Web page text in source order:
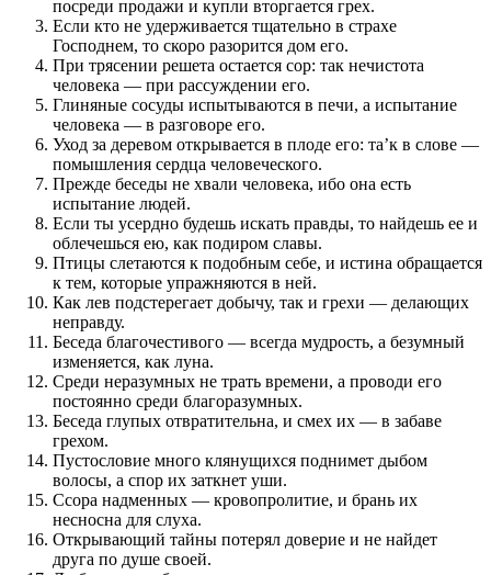
посреди продажи и купли вторгается грех.
Если кто не удерживается тщательно в страхе
Господнем, то скоро разорится дом его.
При трясении решета остается сор: так нечистота
человека — при рассуждении его.
Глиняные сосуды испытываются в печи, а испытание
человека — в разговоре его.
Уход за деревом открывается в плоде его: та’к в слове —
помышления сердца человеческого.
Прежде беседы не хвали человека, ибо она есть
испытание людей.
Если ты усердно будешь искать правды, то найдешь ее и
облечешься ею, как подиром славы.
Птицы слетаются к подобным себе, и истина обращается
к тем, которые упражняются в ней.
Как лев подстерегает добычу, так и грехи — делающих
неправду.
Беседа благочестивого — всегда мудрость, а безумный
изменяется, как луна.
Среди неразумных не трать времени, а проводи его
постоянно среди благоразумных.
Беседа глупых отвратительна, и смех их — в забаве
грехом.
Пустословие много клянущихся поднимет дыбом
волосы, а спор их заткнет уши.
Ссора надменных — кровопролитие, и брань их
несносна для слуха.
Открывающий тайны потерял доверие и не найдет
друга по душе своей.